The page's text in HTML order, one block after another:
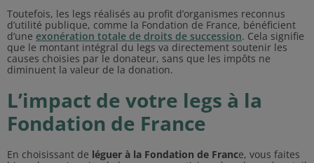
Toutefois, les legs réalisés au profit d’organismes reconnus
d’utilité publique, comme la Fondation de France, bénéficient
d’une exonération totale de droits de succession. Cela signifie
que le montant intégral du legs va directement soutenir les
causes choisies par le donateur, sans que les impôts ne
diminuent la valeur de la donation.
L’impact de votre legs à la
Fondation de France
En choisissant de léguer à la Fondation de France, vous faites